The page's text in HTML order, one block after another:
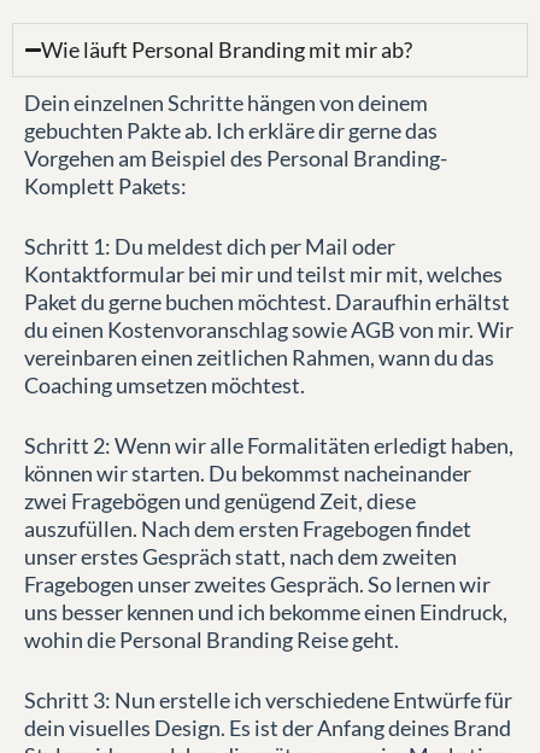
Wie läuft Personal Branding mit mir ab?
Dein einzelnen Schritte hängen von deinem
gebuchten Pakte ab. Ich erkläre dir gerne das
Vorgehen am Beispiel des Personal Branding-
Komplett Pakets:
Schritt 1: Du meldest dich per Mail oder
Kontaktformular bei mir und teilst mir mit, welches
Paket du gerne buchen möchtest. Daraufhin erhältst
du einen Kostenvoranschlag sowie AGB von mir. Wir
vereinbaren einen zeitlichen Rahmen, wann du das
Coaching umsetzen möchtest.
Schritt 2: Wenn wir alle Formalitäten erledigt haben,
können wir starten. Du bekommst nacheinander
zwei Fragebögen und genügend Zeit, diese
auszufüllen. Nach dem ersten Fragebogen findet
unser erstes Gespräch statt, nach dem zweiten
Fragebogen unser zweites Gespräch. So lernen wir
uns besser kennen und ich bekomme einen Eindruck,
wohin die Personal Branding Reise geht.
Schritt 3: Nun erstelle ich verschiedene Entwürfe für
dein visuelles Design. Es ist der Anfang deines Brand